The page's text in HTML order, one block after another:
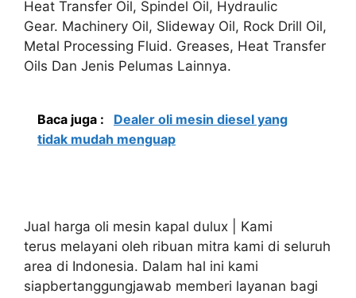
Heat Transfer Oil, Spindel Oil, Hydraulic
Gear. Machinery Oil, Slideway Oil, Rock Drill Oil,
Metal Processing Fluid. Greases, Heat Transfer
Oils Dan Jenis Pelumas Lainnya.
Baca juga :
Dealer oli mesin diesel yang
tidak mudah menguap
Jual harga oli mesin kapal dulux | Kami
terus melayani oleh ribuan mitra kami di seluruh
area di Indonesia. Dalam hal ini kami
siapbertanggungjawab memberi layanan bagi